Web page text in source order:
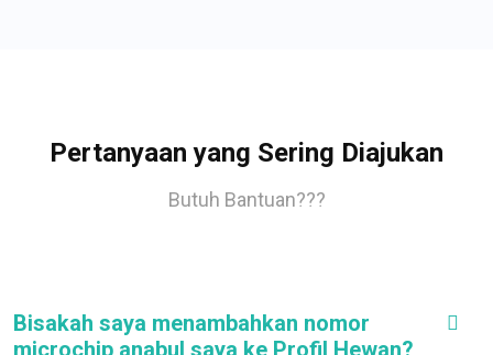
Pertanyaan yang Sering Diajukan
Butuh Bantuan???
Bisakah saya menambahkan nomor